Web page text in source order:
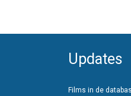
Updates
Films in de